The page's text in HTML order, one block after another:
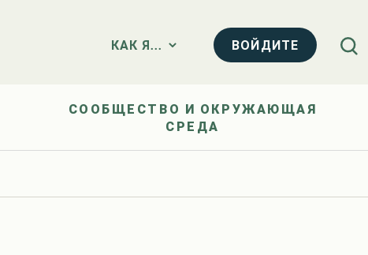
КАК Я... ВОЙДИТЕ
СООБЩЕСТВО И ОКРУЖАЮЩАЯ
СРЕДА